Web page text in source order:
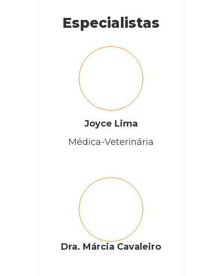
Especialistas
Joyce Lima
Médica-Veterinária
Dra. Márcia Cavaleiro